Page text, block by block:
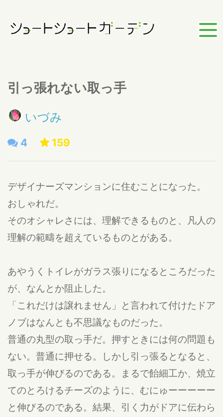
引っ張れない取っ手
いづみ
4 159
デザイナーズマンションに住むことになった。
おしゃれだ。
そのオシャレさには、理解できるものと、凡人の
理解の範疇を超えているものとがある。
あやうくトイレがガラス張りになるところだった
が、なんとか阻止した。
「これだけは譲れません」と言われて付けたドア
ノブはなんとも不思議なものだった。
普通の丸型の取っ手だ。押すときには何の問題も
ない。普通に押せる。しかし引っ張るとなると、
取っ手が伸びるのである。まるで飴細工か、焼立
てのとろけるチーズのように、むにゅーーーーー
と伸びるのである。結果、引く力がドアに伝わら